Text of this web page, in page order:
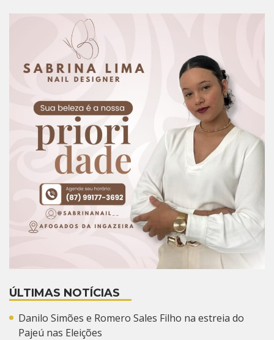
ÚLTIMAS NOTÍCIAS
Danilo Simões e Romero Sales Filho na estreia do
Pajeú nas Eleições